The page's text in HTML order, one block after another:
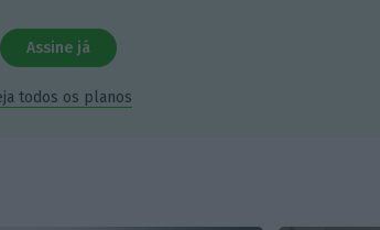
Assine já
todos os planos